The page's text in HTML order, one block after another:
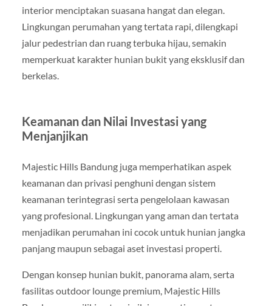
interior menciptakan suasana hangat dan elegan.
Lingkungan perumahan yang tertata rapi, dilengkapi
jalur pedestrian dan ruang terbuka hijau, semakin
memperkuat karakter hunian bukit yang eksklusif dan
berkelas.
Keamanan dan Nilai Investasi yang
Menjanjikan
Majestic Hills Bandung juga memperhatikan aspek
keamanan dan privasi penghuni dengan sistem
keamanan terintegrasi serta pengelolaan kawasan
yang profesional. Lingkungan yang aman dan tertata
menjadikan perumahan ini cocok untuk hunian jangka
panjang maupun sebagai aset investasi properti.
Dengan konsep hunian bukit, panorama alam, serta
fasilitas outdoor lounge premium, Majestic Hills